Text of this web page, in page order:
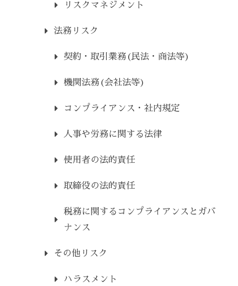
リスクマネジメント
法務リスク
契約・取引業務(民法・商法等)
機関法務(会社法等)
コンプライアンス・社内規定
人事や労務に関する法律
使用者の法的責任
取締役の法的責任
税務に関するコンプライアンスとガバ
ナンス
その他リスク
ハラスメント